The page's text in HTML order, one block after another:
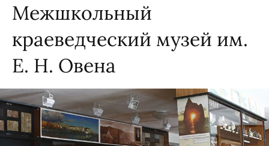
Межшкольный
краеведческий музей им.
Е. Н. Овена